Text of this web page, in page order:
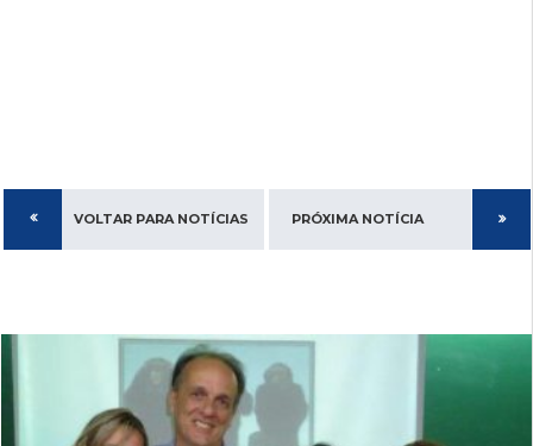
VOLTAR PARA NOTÍCIAS PRÓXIMA NOTÍCIA